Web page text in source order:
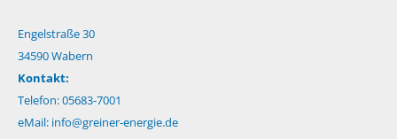
Engelstraße 30
34590 Wabern
Kontakt:
Telefon: 05683-7001
eMail: info@greiner-energie.de